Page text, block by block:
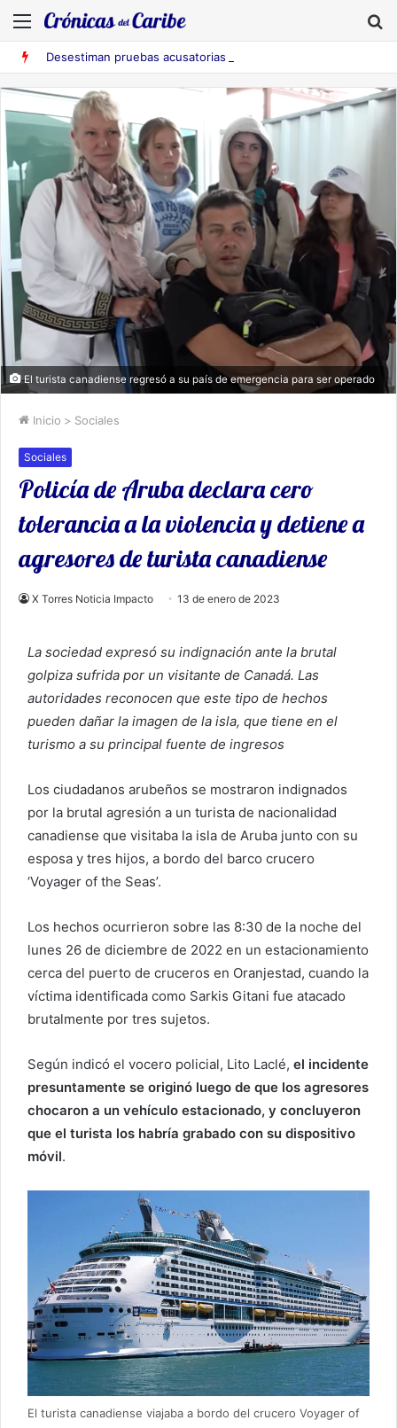
Menú
El turista canadiense regresó a su país de emergencia para ser operado
Inicio > Sociales
Sociales
Policía de Aruba declara cero
tolerancia a la violencia y detiene a
agresores de turista canadiense
X Torres Noticia Impacto 13 de enero de 2023
La sociedad expresó su indignación ante la brutal
golpiza sufrida por un visitante de Canadá. Las
autoridades reconocen que este tipo de hechos
pueden dañar la imagen de la isla, que tiene en el
turismo a su principal fuente de ingresos
Los ciudadanos arubeños se mostraron indignados
por la brutal agresión a un turista de nacionalidad
canadiense que visitaba la isla de Aruba junto con su
esposa y tres hijos, a bordo del barco crucero
‘Voyager of the Seas’.
Los hechos ocurrieron sobre las 8:30 de la noche del
lunes 26 de diciembre de 2022 en un estacionamiento
cerca del puerto de cruceros en Oranjestad, cuando la
víctima identificada como Sarkis Gitani fue atacado
brutalmente por tres sujetos.
Según indicó el vocero policial, Lito Laclé, el incidente
presuntamente se originó luego de que los agresores
chocaron a un vehículo estacionado, y concluyeron
que el turista los habría grabado con su dispositivo
móvil.
El turista canadiense viajaba a bordo del crucero Voyager of